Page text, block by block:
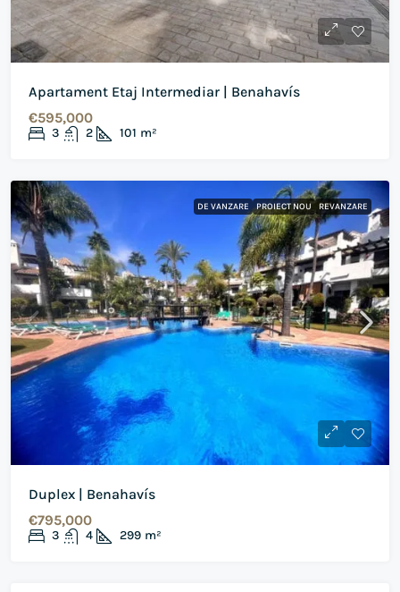
Apartament Etaj Intermediar | Benahavís
€595,000
3 2 101 m²
DE VANZARE PROIECT NOU REVANZARE
Duplex | Benahavís
€795,000
3 4 299 m²